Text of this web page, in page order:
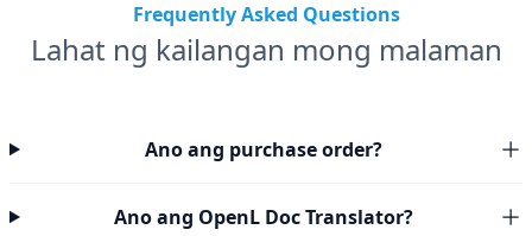
Frequently Asked Questions
Lahat ng kailangan mong malaman
Ano ang purchase order?
Ano ang OpenL Doc Translator?